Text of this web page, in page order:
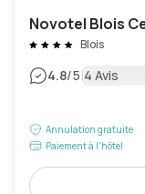
Novotel Blois
Blois
4.8/5|4 Avis
Annulation gratuite
Paiement à l'hôtel